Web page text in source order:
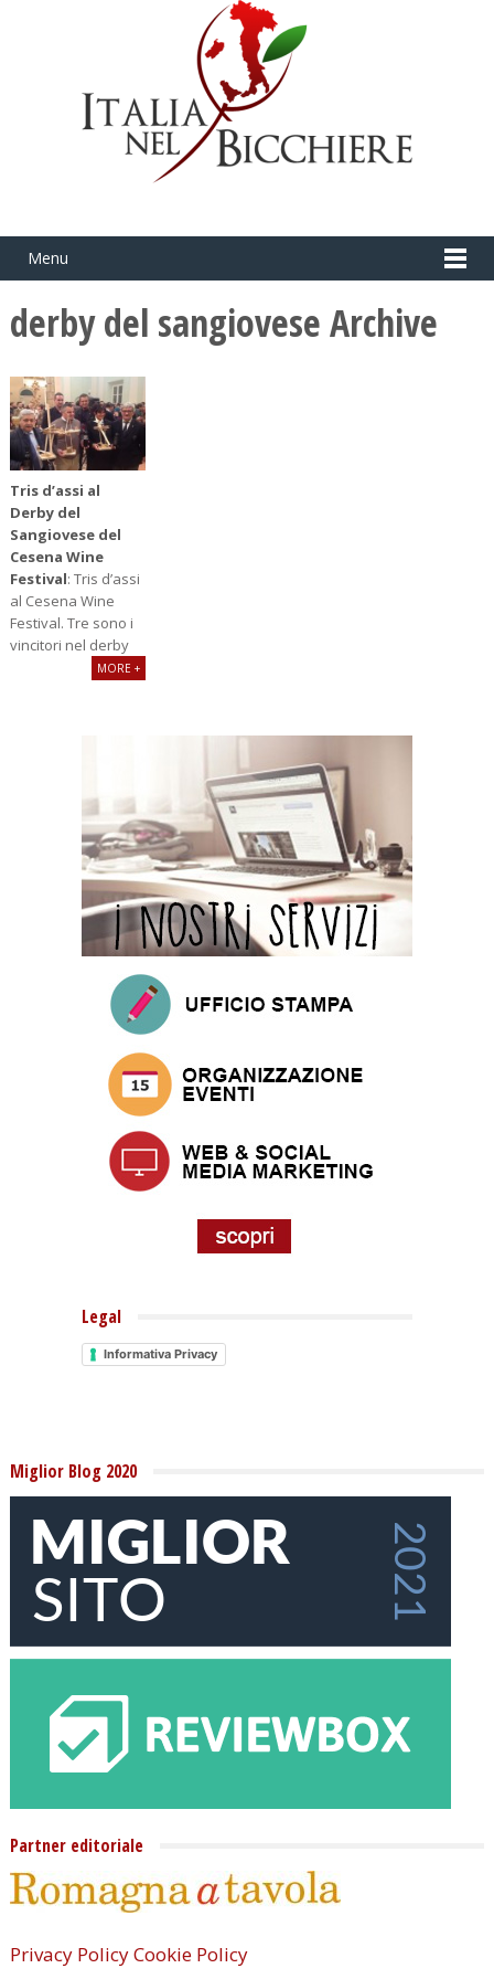
Menu
derby del sangiovese Archive
Tris d’assi al
Derby del
Sangiovese del
Cesena Wine
Festival: Tris d’assi
al Cesena Wine
Festival. Tre sono i
vincitori nel derby
MORE +
Legal
Informativa Privacy
Miglior Blog 2020
Partner editoriale
Privacy PolicyCookie Policy